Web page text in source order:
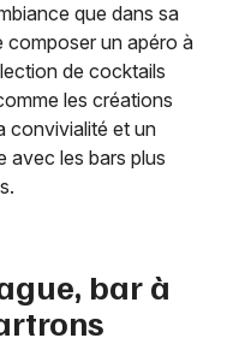
que dans sa
composer un apéro à
de cocktails
les créations
convivialité et un
avec les bars plus
bar à